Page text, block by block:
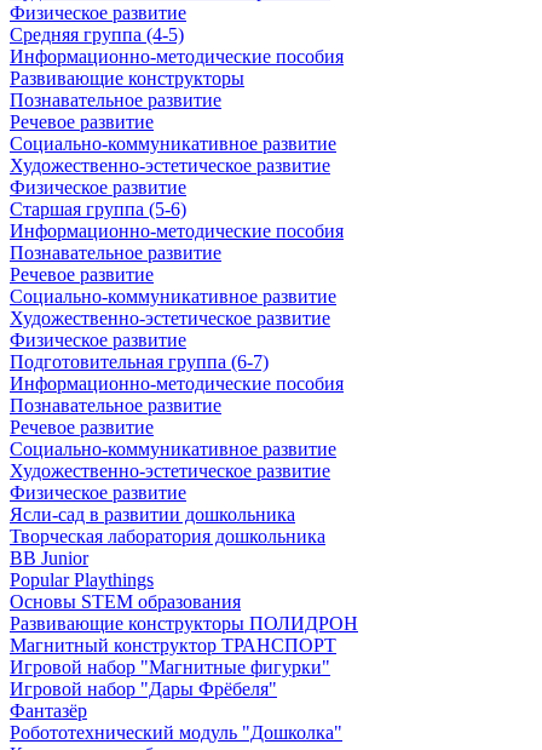
Физическое развитие
Средняя группа (4-5)
Информационно-методические пособия
Развивающие конструкторы
Познавательное развитие
Речевое развитие
Социально-коммуникативное развитие
Художественно-эстетическое развитие
Физическое развитие
Старшая группа (5-6)
Информационно-методические пособия
Познавательное развитие
Речевое развитие
Социально-коммуникативное развитие
Художественно-эстетическое развитие
Физическое развитие
Подготовительная группа (6-7)
Информационно-методические пособия
Познавательное развитие
Речевое развитие
Социально-коммуникативное развитие
Художественно-эстетическое развитие
Физическое развитие
Ясли-сад в развитии дошкольника
Творческая лаборатория дошкольника
BB Junior
Popular Playthings
Основы STEM образования
Развивающие конструкторы ПОЛИДРОН
Магнитный конструктор ТРАНСПОРТ
Игровой набор "Магнитные фигурки"
Игровой набор "Дары Фрёбеля"
Фантазёр
Робототехнический модуль "Дошколка"